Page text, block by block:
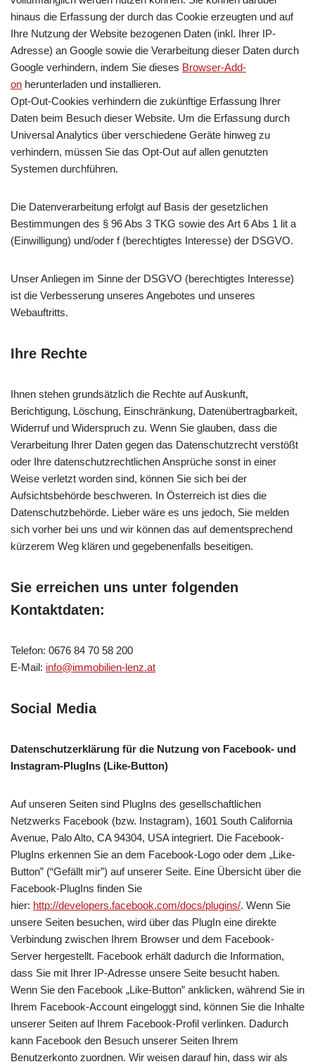
hinaus die Erfassung der durch das Cookie erzeugten und auf
Ihre Nutzung der Website bezogenen Daten (inkl. Ihrer IP-
Adresse) an Google sowie die Verarbeitung dieser Daten durch
Google verhindern, indem Sie dieses Browser-Add-
on herunterladen und installieren.
Opt-Out-Cookies verhindern die zukünftige Erfassung Ihrer
Daten beim Besuch dieser Website. Um die Erfassung durch
Universal Analytics über verschiedene Geräte hinweg zu
verhindern, müssen Sie das Opt-Out auf allen genutzten
Systemen durchführen.
Die Datenverarbeitung erfolgt auf Basis der gesetzlichen
Bestimmungen des § 96 Abs 3 TKG sowie des Art 6 Abs 1 lit a
(Einwilligung) und/oder f (berechtigtes Interesse) der DSGVO.
Unser Anliegen im Sinne der DSGVO (berechtigtes Interesse)
ist die Verbesserung unseres Angebotes und unseres
Webauftritts.
Ihre Rechte
Ihnen stehen grundsätzlich die Rechte auf Auskunft,
Berichtigung, Löschung, Einschränkung, Datenübertragbarkeit,
Widerruf und Widerspruch zu. Wenn Sie glauben, dass die
Verarbeitung Ihrer Daten gegen das Datenschutzrecht verstößt
oder Ihre datenschutzrechtlichen Ansprüche sonst in einer
Weise verletzt worden sind, können Sie sich bei der
Aufsichtsbehörde beschweren. In Österreich ist dies die
Datenschutzbehörde. Lieber wäre es uns jedoch, Sie melden
sich vorher bei uns und wir können das auf dementsprechend
kürzerem Weg klären und gegebenenfalls beseitigen.
Sie erreichen uns unter folgenden
Kontaktdaten:
Telefon: 0676 84 70 58 200
E-Mail: info@immobilien-lenz.at
Social Media
Datenschutzerklärung für die Nutzung von Facebook- und
Instagram-PlugIns (Like-Button)
Auf unseren Seiten sind PlugIns des gesellschaftlichen
Netzwerks Facebook (bzw. Instagram), 1601 South California
Avenue, Palo Alto, CA 94304, USA integriert. Die Facebook-
PlugIns erkennen Sie an dem Facebook-Logo oder dem „Like-
Button” (“Gefällt mir”) auf unserer Seite. Eine Übersicht über die
Facebook-PlugIns finden Sie
hier: http://developers.facebook.com/docs/plugins/. Wenn Sie
unsere Seiten besuchen, wird über das PlugIn eine direkte
Verbindung zwischen Ihrem Browser und dem Facebook-
Server hergestellt. Facebook erhält dadurch die Information,
dass Sie mit Ihrer IP-Adresse unsere Seite besucht haben.
Wenn Sie den Facebook „Like-Button” anklicken, während Sie in
Ihrem Facebook-Account eingeloggt sind, können Sie die Inhalte
unserer Seiten auf Ihrem Facebook-Profil verlinken. Dadurch
kann Facebook den Besuch unserer Seiten Ihrem
Benutzerkonto zuordnen. Wir weisen darauf hin, dass wir als